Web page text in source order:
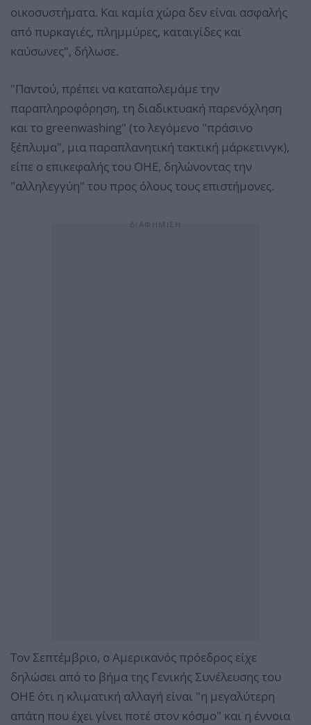
οικοσυστήματα. Και καμία χώρα δεν είναι ασφαλής
από πυρκαγιές, πλημμύρες, καταιγίδες και
καύσωνες", δήλωσε.
"Παντού, πρέπει να καταπολεμάμε την
παραπληροφόρηση, τη διαδικτυακή παρενόχληση
και το greenwashing" (το λεγόμενο "πράσινο
ξέπλυμα", μια παραπλανητική τακτική μάρκετινγκ),
είπε ο επικεφαλής του ΟΗΕ, δηλώνοντας την
"αλληλεγγύη" του προς όλους τους επιστήμονες.
Τον Σεπτέμβριο, ο Αμερικανός πρόεδρος είχε
δηλώσει από το βήμα της Γενικής Συνέλευσης του
ΟΗΕ ότι η κλιματική αλλαγή είναι "η μεγαλύτερη
απάτη που έχει γίνει ποτέ στον κόσμο" και η έννοια